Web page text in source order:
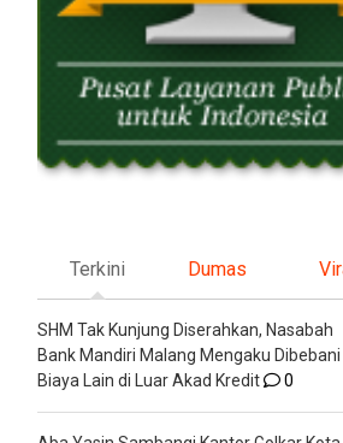
Terkini Dumas
SHM Tak Kunjung Diserahkan, Nasabah
Bank Mandiri Malang Mengaku Dibebani
Biaya Lain di Luar Akad Kredit
0